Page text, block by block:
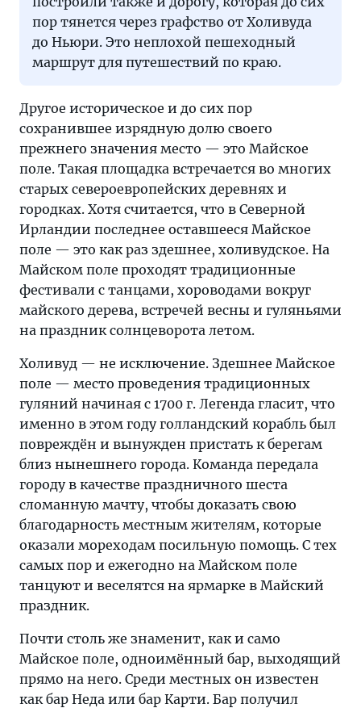
пор тянется через графство от Холивуда
до Ньюри. Это неплохой пешеходный
маршрут для путешествий по краю.
Другое историческое и до сих пор
сохранившее изрядную долю своего
прежнего значения место — это Майское
поле. Такая площадка встречается во многих
старых североевропейских деревнях и
городках. Хотя считается, что в Северной
Ирландии последнее оставшееся Майское
поле — это как раз здешнее, холивудское. На
Майском поле проходят традиционные
фестивали с танцами, хороводами вокруг
майского дерева, встречей весны и гуляньями
на праздник солнцеворота летом.
Холивуд — не исключение. Здешнее Майское
поле — место проведения традиционных
гуляний начиная с 1700 г. Легенда гласит, что
именно в этом году голландский корабль был
повреждён и вынужден пристать к берегам
близ нынешнего города. Команда передала
городу в качестве праздничного шеста
сломанную мачту, чтобы доказать свою
благодарность местным жителям, которые
оказали мореходам посильную помощь. С тех
самых пор и ежегодно на Майском поле
танцуют и веселятся на ярмарке в Майский
праздник.
Почти столь же знаменит, как и само
Майское поле, одноимённый бар, выходящий
прямо на него. Среди местных он известен
как бар Неда или бар Карти. Бар получил